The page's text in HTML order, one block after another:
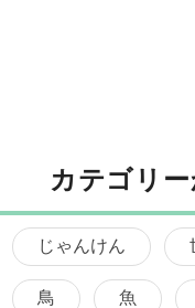
カテゴリ
じゃんけん
鳥 魚